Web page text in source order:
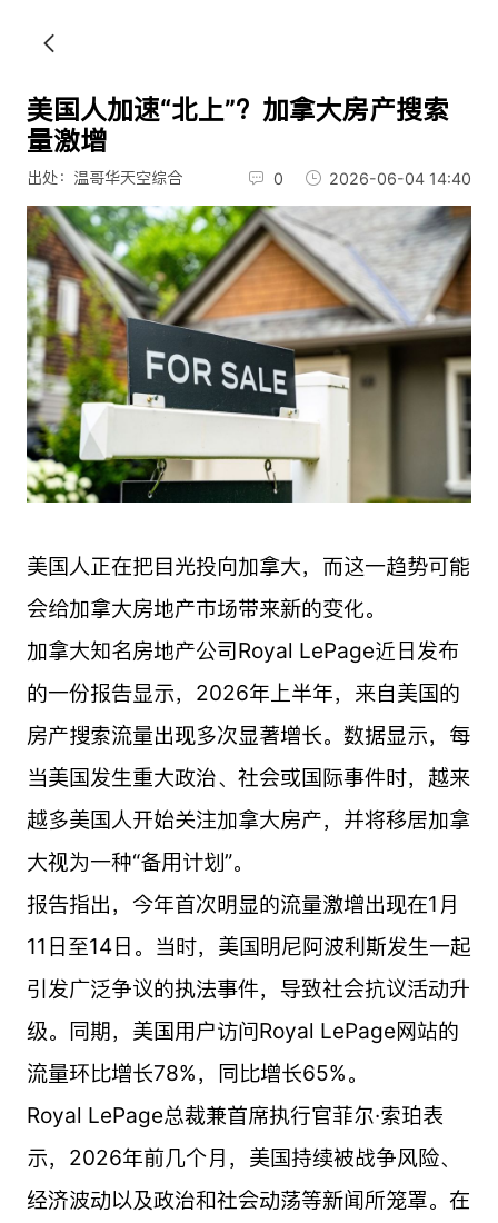
美国人加速“北上”？加拿大房产搜索
量激增
出处：温哥华天空综合 0 2026-06-04 14:40
美国人正在把目光投向加拿大，而这一趋势可能
会给加拿大房地产市场带来新的变化。
加拿大知名房地产公司Royal LePage近日发布
的一份报告显示，2026年上半年，来自美国的
房产搜索流量出现多次显著增长。数据显示，每
当美国发生重大政治、社会或国际事件时，越来
越多美国人开始关注加拿大房产，并将移居加拿
大视为一种“备用计划”。
报告指出，今年首次明显的流量激增出现在1月
11日至14日。当时，美国明尼阿波利斯发生一起
引发广泛争议的执法事件，导致社会抗议活动升
级。同期，美国用户访问Royal LePage网站的
流量环比增长78%，同比增长65%。
Royal LePage总裁兼首席执行官菲尔·索珀表
示，2026年前几个月，美国持续被战争风险、
经济波动以及政治和社会动荡等新闻所笼罩。在